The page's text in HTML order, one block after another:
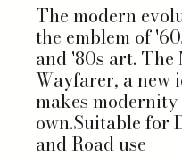
The modern
the emblem of
and '80s art. The
Wayfarer, a new
makes
own.Suitable for
and Road use